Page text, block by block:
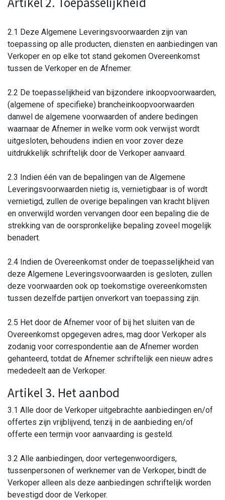
2.1 Deze Algemene Leveringsvoorwaarden zijn van
toepassing op alle producten, diensten en aanbiedingen van
Verkoper en op elke tot stand gekomen Overeenkomst
tussen de Verkoper en de Afnemer.
2.2 De toepasselijkheid van bijzondere inkoopvoorwaarden,
(algemene of specifieke) brancheinkoopvoorwaarden
danwel de algemene voorwaarden of andere bedingen
waarnaar de Afnemer in welke vorm ook verwijst wordt
uitgesloten, behoudens indien en voor zover deze
uitdrukkelijk schriftelijk door de Verkoper aanvaard.
2.3 Indien één van de bepalingen van de Algemene
Leveringsvoorwaarden nietig is, vernietigbaar is of wordt
vernietigd, zullen de overige bepalingen van kracht blijven
en onverwijld worden vervangen door een bepaling die de
strekking van de oorspronkelijke bepaling zoveel mogelijk
benadert.
2.4 Indien de Overeenkomst onder de toepasselijkheid van
deze Algemene Leveringsvoorwaarden is gesloten, zullen
deze voorwaarden ook op toekomstige overeenkomsten
tussen dezelfde partijen onverkort van toepassing zijn.
2.5 Het door de Afnemer voor of bij het sluiten van de
Overeenkomst opgegeven adres, mag door Verkoper als
zodanig voor correspondentie aan de Afnemer worden
gehanteerd, totdat de Afnemer schriftelijk een nieuw adres
mededeelt aan de Verkoper.
Artikel 3. Het aanbod
3.1 Alle door de Verkoper uitgebrachte aanbiedingen en/of
offertes zijn vrijblijvend, tenzij in de aanbieding en/of
offerte een termijn voor aanvaarding is gesteld.
3.2 Alle aanbiedingen, door vertegenwoordigers,
tussenpersonen of werknemer van de Verkoper, bindt de
Verkoper alleen als deze aanbiedingen schriftelijk worden
bevestigd door de Verkoper.